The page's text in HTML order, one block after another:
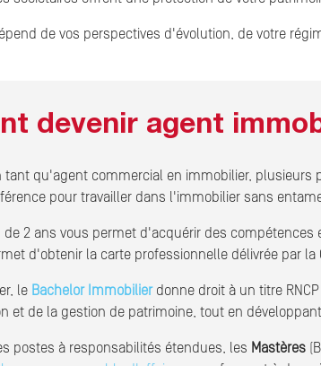
de vos perspectives d'évolution, de votre
devenir agent
tant qu'agent commercial en immobilier,
pour travailler dans l'immobilier sans
de 2 ans vous permet d'acquérir des
d'obtenir la carte professionnelle délivrée par la
le Bachelor Immobilierdonne droit à un titre
et de la gestion de patrimoine, tout en
postes à responsabilités étendues, les Mastères